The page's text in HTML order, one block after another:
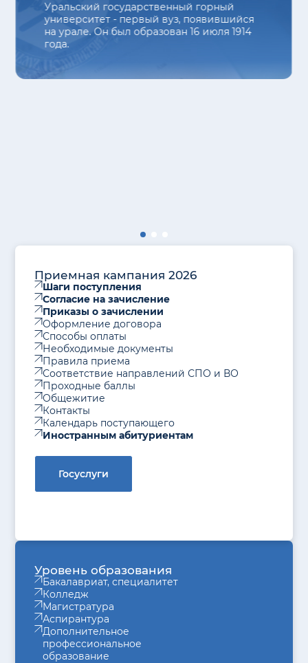
Уральский государственный горный
университет - первый вуз, появившийся
на урале. Он был образован 16 июля 1914
года.
Уровень образования
Бакалавриат, специалитет
Колледж
Магистратура
Аспирантура
Дополнительное
профессиональное
образование
Приемная кампания 2026
Шаги поступления
Согласие на зачисление
Приказы о зачислении
Оформление договора
Способы оплаты
Необходимые документы
Правила приема
Соответствие направлений СПО и ВО
Проходные баллы
Общежитие
Контакты
Календарь поступающего
Иностранным абитуриентам
Госуслуги